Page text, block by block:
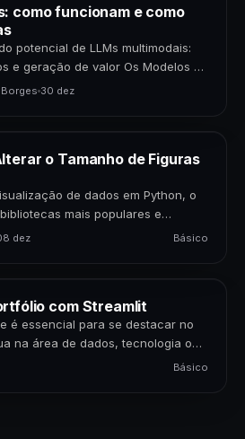
como funcionam e como
potencial de LLMs multimodais:
e geração de valor Os Modelos de
Porte (LLMs) multimodais
30 dez
o Tamanho de Figuras
de dados em Python, o
mais populares e
Para cientistas de dados,…
dez Básico
com Streamlit
é essencial para se destacar no
na área de dados, tecnologia ou
projetos…
Básico